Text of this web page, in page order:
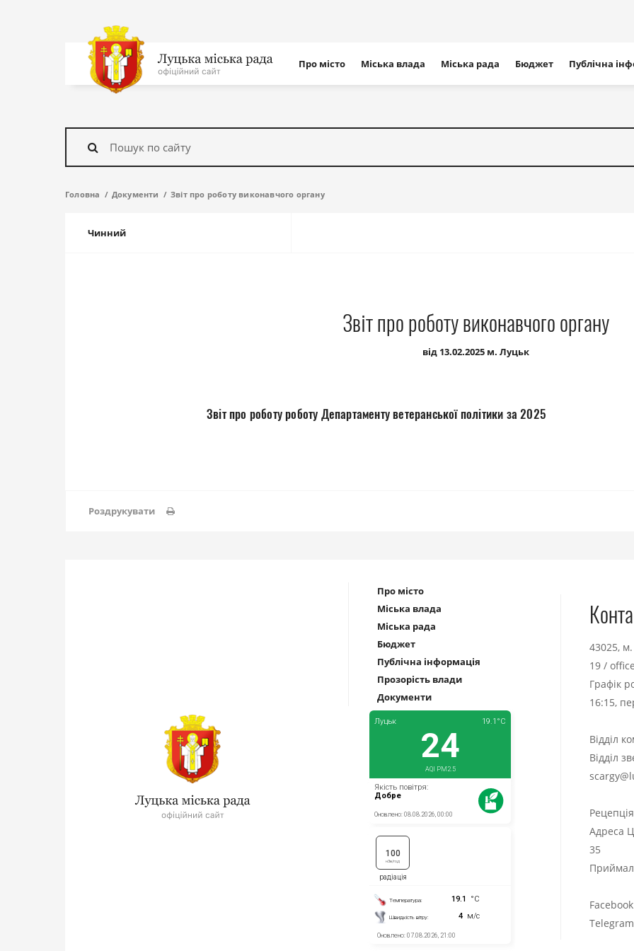
На
головну
сайту
Про місто Міська влада Міська рада Бюджет Публічна
Знайти
Головна Документи Звіт про роботу виконавчого органу
Чинний
Звіт про роботу виконавчого органу
від 13.02.2025 м. Луцьк
Звіт про роботу роботу Департаменту ветеранської політики за 2025
Роздрукувати
Про місто
Міська влада
Міська рада
Бюджет
Публічна інформація
Прозорість влади
Документи
43025,
19 /
Графік
16:15,
Відділ
Відділ
Адреса
35